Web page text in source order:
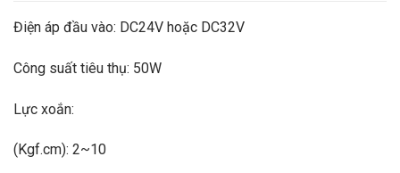
Điện áp đầu vào: DC24V hoặc DC32V
Công suất tiêu thụ: 50W
Lực xoắn:
(Kgf.cm): 2~10